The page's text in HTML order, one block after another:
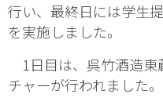
行い、最終日には学生
を実施しました。
1日目は、呉竹酒造東
チャーが行われました